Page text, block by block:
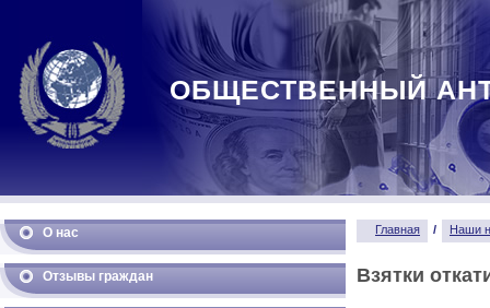
ОБЩЕСТВЕННЫЙ
О нас
Отзывы граждан
Главная / Наши
Взятки